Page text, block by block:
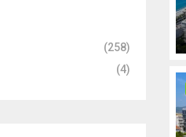
(258)
(4)